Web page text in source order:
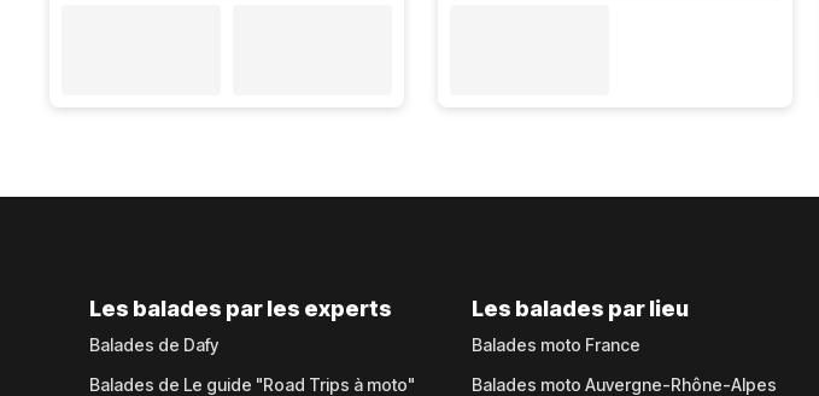
Les balades par les experts
Balades de Dafy
Balades de Le guide "Road Trips à moto"
Les balades par lieu
Balades moto France
Balades moto Auvergne-Rhône-Alpes